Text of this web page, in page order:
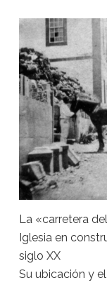
La «carretera
Iglesia en
siglo XX
Su ubicación y